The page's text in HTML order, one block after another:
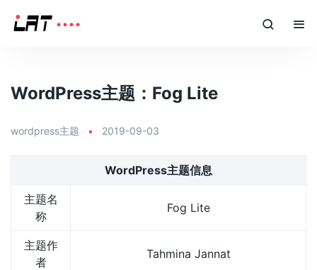
WordPress主题：Fog Lite
wordpress主题 • 2019-09-03
WordPress主题信息
主题名
称
Fog Lite
主题作
者
Tahmina Jannat